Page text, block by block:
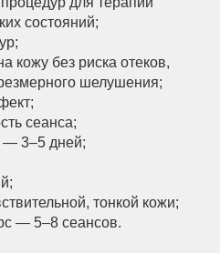
состояний;
кожу без риска отеков,
шелушения;
сеанса;
— 3–5 дней;
тонкой кожи;
— 5–8 сеансов.